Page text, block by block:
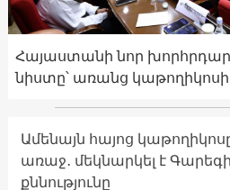
Հայաստանի նոր
նիստը՝ առանց
Ամենայն հայոց
առաջ․ մեկնարկել է
քննությունը